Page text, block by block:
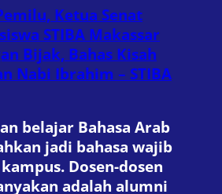
Ketua Senat
STIBA Makassar
Bijak, Bahas Kisah
Nabi Ibrahim – STIBA
belajar Bahasa Arab
jadi bahasa wajib
Dosen-dosen
adalah alumni